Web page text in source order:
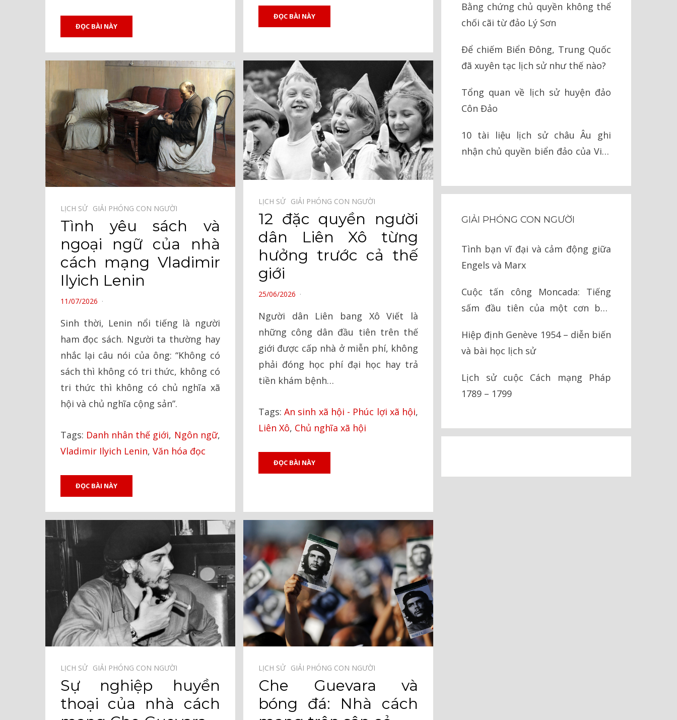
ĐỌC BÀI NÀY
ĐỌC BÀI NÀY
LỊCH SỬ⠀ GIẢI PHÓNG CON NGƯỜI⠀
Tình yêu sách và
ngoại ngữ của nhà
cách mạng Vladimir
Ilyich Lenin
POSTED
11/07/2026
Sinh thời, Lenin nổi tiếng là người
ham đọc sách. Người ta thường hay
nhắc lại câu nói của ông: “Không có
sách thì không có tri thức, không có
tri thức thì không có chủ nghĩa xã
hội và chủ nghĩa cộng sản”.
Tags: Danh nhân thế giới, Ngôn ngữ,
Vladimir Ilyich Lenin, Văn hóa đọc
ĐỌC BÀI NÀY
LỊCH SỬ⠀ GIẢI PHÓNG CON NGƯỜI⠀
12 đặc quyền người
dân Liên Xô từng
hưởng trước cả thế
giới
POSTED
25/06/2026
Người dân Liên bang Xô Viết là
những công dân đầu tiên trên thế
giới được cấp nhà ở miễn phí, không
phải đóng học phí đại học hay trả
tiền khám bệnh…
Tags:An sinh xã hội - Phúc lợi xã hội,
Liên Xô, Chủ nghĩa xã hội
ĐỌC BÀI NÀY
LỊCH SỬ⠀ GIẢI PHÓNG CON NGƯỜI⠀
Sự nghiệp huyền
thoại của nhà cách
LỊCH SỬ⠀ GIẢI PHÓNG CON NGƯỜI⠀
Che Guevara và
bóng đá: Nhà cách
Bằng chứng chủ quyền không thể
chối cãi từ đảo Lý Sơn
Để chiếm Biển Đông, Trung Quốc
đã xuyên tạc lịch sử như thế nào?
Tổng quan về lịch sử huyện đảo
Côn Đảo
10 tài liệu lịch sử châu Âu ghi
nhận chủ quyền biển đảo của Việt
GIẢI PHÓNG CON NGƯỜI
Tình bạn vĩ đại và cảm động giữa
Engels và Marx
Cuộc tấn công Moncada: Tiếng
sấm đầu tiên của một cơn bão
Hiệp định Genève 1954 – diễn biến
và bài học lịch sử
Lịch sử cuộc Cách mạng Pháp
1789 – 1799